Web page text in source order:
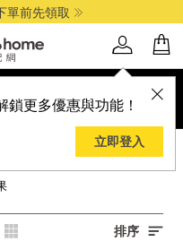
單前先領取
鎖更多優惠與功能！
立即登入
香氛
排序